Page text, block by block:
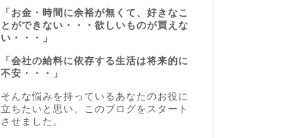
「お金・時間に余裕が無くて、好きなこ
とができない・・・欲しいものが買えな
い・・・」
「会社の給料に依存する生活は将来的に
不安・・・」
そんな悩みを持っているあなたのお役に
立ちたいと思い、このブログをスタート
させました。